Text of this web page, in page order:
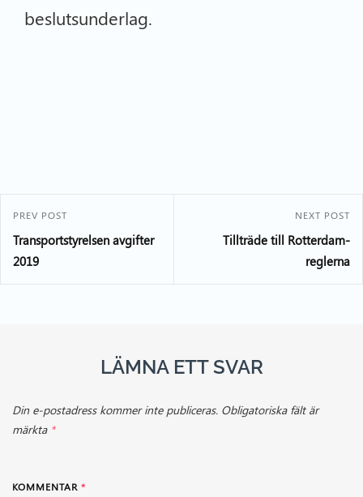
beslutsunderlag.
PREV POST
Transportstyrelsen avgifter
2019
NEXT POST
Tillträde till Rotterdam-
reglerna
LÄMNA ETT SVAR
Din e-postadress kommer inte publiceras. Obligatoriska fält är
märkta *
KOMMENTAR *